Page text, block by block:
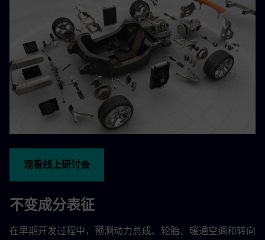
观看线上研讨会
不变成分表征
在早期开发过程中，预测动力总成、轮胎、暖通空调和转向